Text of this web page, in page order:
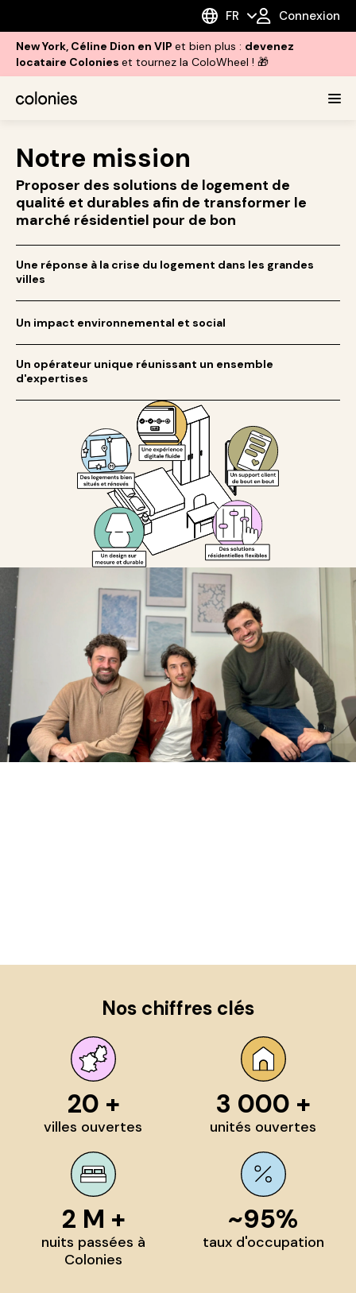
FR Connexion
New York, Céline Dion en VIP et bien plus : devenez
locataire Colonies et tournez la ColoWheel ! 🎁
Notre mission
Proposer des solutions de logement de
qualité et durables afin de transformer le
marché résidentiel pour de bon
Une réponse à la crise du logement dans les grandes
villes
Un impact environnemental et social
Un opérateur unique réunissant un ensemble
d'expertises
Nos chiffres clés
20 +
villes ouvertes
3 000 +
unités ouvertes
2 M +
nuits passées à
Colonies
~95%
taux d'occupation